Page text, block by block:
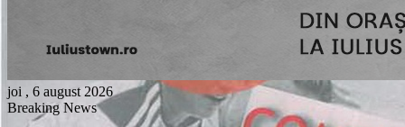
joi , 6 august 2026
Breaking News